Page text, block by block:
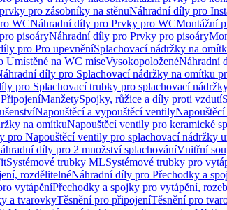
pro zásobníky na stěnuNáhradní díly pro
WCNáhradní díly pro Prvky pro WCMontážní
pisoáryNáhradní díly pro Prvky pro pisoáry
pro Pro upevněníSplachovací nádržky na
Umístěné na WC míseVysokopoloženéNáhradní
díly pro Splachovací nádržky na omítku
pro Splachovací trubky pro splachovací
ManžetySpojky, růžice a díly proti vzdutí
Napouštěcí a vypouštěcí ventily
na omítkuNapouštěcí ventily pro keramické
pro Napouštěcí ventily pro splachovací nádržky
díly pro 2 množství splachováníVnitřní
Systémové trubky MLSystémové trubky pro
rozdělitelnéNáhradní díly pro Přechodky a
vytápěníPřechodky a spojky pro vytápění,
a tvarovkyTěsnění pro připojeníTěsnění pro